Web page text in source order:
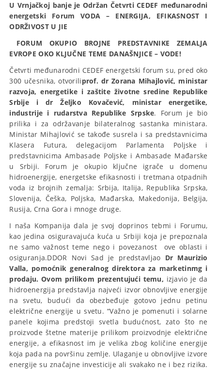
U Vrnjačkoj banje je Održan Četvrti CEDEF međunarodni
energetski Forum VODA – ENERGIJA, EFIKASNOST I
ODRŽIVOST U JIE
FORUM OKUPIO BROJNE PREDSTAVNIKE ZEMALJA
EVROPE OKO KLJUČNE TEME DANAŠNJICE – VODE!
Četvrti međunarodni CEDEF energetski forum su, pred oko
300 učesnika, otvoriliprof. dr Zorana Mihajlović, ministar
razvoja, energetike i zaštite životne sredine Republike
Srbije i dr Željko Kovačević, ministar energetike,
industrije i rudarstva Republike Srpske. Forum je bio
prilika i za održavanje bilateralnog sastanka ministara.
Ministar Mihajlović se takođe susrela i sa predstavnicima
Klasera Futura, delegacijom Parlamenta Poljske i
predstavnicima Ambasade Poljske i Ambasade Mađarske
u Srbiji. Forum je okupio ključne igrače u domenu
hidroenergije, energetske efikasnosti i tretmana otpadnih
voda iz brojnih zemalja: Srbija, Italija, Republika Srpska,
Slovenija, Češka, Poljska, Mađarska, Makedonija, Belgija,
Rusija, Crna Gora i mnoge druge.
I naša Kompanija dala je svoj doprinos tebmi i Forumu,
kao jedina osiguravajuća kuća u Srbiji koja je prepoznala
ne samo važnost teme nego i povezanost ove oblasti i
osiguranja.DDOR Novi Sad je predstavljao Dr Maurizio
Valla, pomoćnik generalnog direktora za marketinmg i
prodaju.Ovom prilikom prezentujući temu, izjavio je da
hidroenergija predstavlja najveći izvor obnovljive energije
na svetu, budući da obezbeđuje gotovo jednu petinu
električne energije u svetu. “Važno je pomenuti i solarne
panele kojima predstoji svetla budućnost, zato što ne
proizvode štetne materije prilikom proizvodnje električne
energije, a efikasnost im je velika zbog količine energije
koja pada na površinu zemlje. Ulaganje u obnovljive izvore
energije su značajne investicije ali svakako ne i bez rizika.